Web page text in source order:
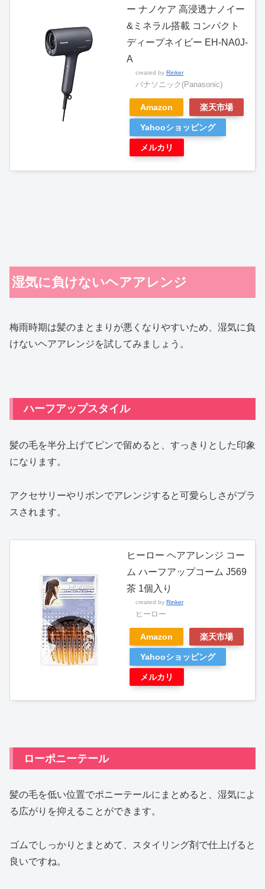
ー ナノケア 高浸透ナノイー
&ミネラル搭載 コンパクト
ディープネイビー EH-NA0J-
A
created by Rinker
パナソニック(Panasonic)
Amazon 楽天市場
Yahooショッピング
メルカリ
湿気に負けないヘアアレンジ
梅雨時期は髪のまとまりが悪くなりやすいため、湿気に負
けないヘアアレンジを試してみましょう。
ハーフアップスタイル
髪の毛を半分上げてピンで留めると、すっきりとした印象
になります。
アクセサリーやリボンでアレンジすると可愛らしさがプラ
スされます。
ヒーロー ヘアアレンジ コー
ム ハーフアップコーム J569
茶 1個入り
created by Rinker
ヒーロー
Amazon 楽天市場
Yahooショッピング
メルカリ
ローポニーテール
髪の毛を低い位置でポニーテールにまとめると、湿気によ
る広がりを抑えることができます。
ゴムでしっかりとまとめて、スタイリング剤で仕上げると
良いですね。